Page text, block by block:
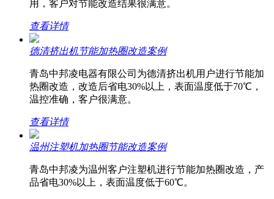
用，客户对节能改造结果很满意。
查看详情
德清挤出机节能加热圈改造案例
青岛中邦凌电器有限公司为德清挤出机用户进行节能加
热圈改造，改造后省电30%以上，表面温度低于70℃，
温控准确，客户很满意。
查看详情
温州注塑机加热圈节能改造案例
青岛中邦凌为温州客户注塑机进行节能加热圈改造，产
品省电30%以上，表面温度低于60℃。